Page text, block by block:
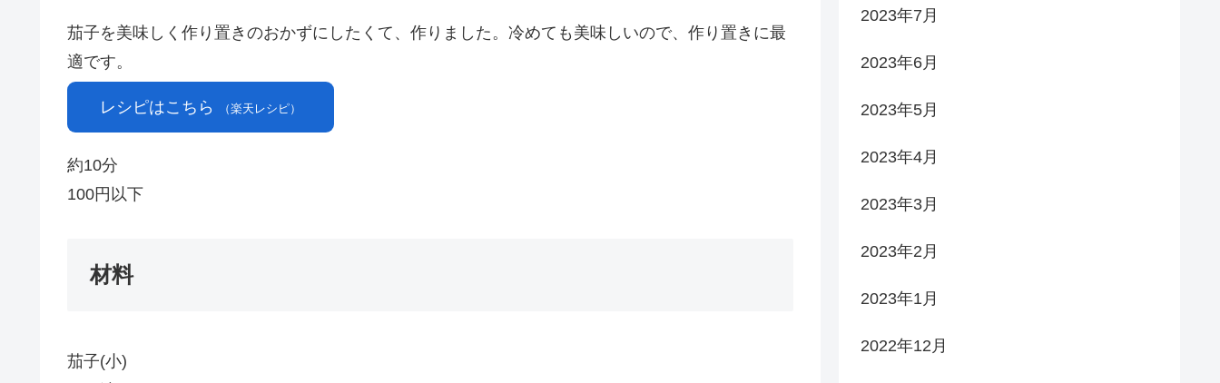
茄子を美味しく作り置きのおかずにしたくて、作りました。冷めても美味しいので、作り置きに最
適です。
レシピはこちら （楽天レシピ）
約10分
100円以下
材料
茄子(小)
2023年7月
2023年6月
2023年5月
2023年4月
2023年3月
2023年2月
2023年1月
2022年12月